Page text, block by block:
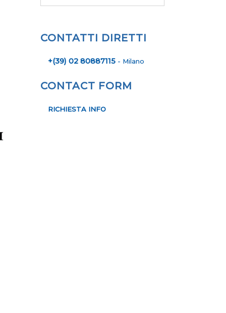
EVENTI
CONTATTI DIRETTI
+(39) 02 80887115 - Milano
CONTACT FORM
RICHIESTA INFO